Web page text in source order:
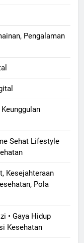
Pengalaman
Sehat Lifestyle
Kesejahteraan
Pola
• Gaya Hidup
Kesehatan